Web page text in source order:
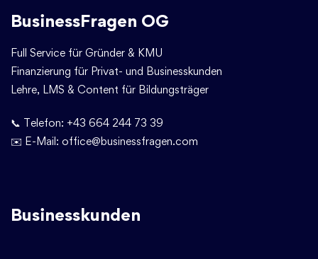
BusinessFragen OG
Full Service für Gründer & KMU
Finanzierung für Privat- und Businesskunden
Lehre, LMS & Content für Bildungsträger
📞 Telefon: +43 664 244 73 39
✉️ E-Mail: office@businessfragen.com
Businesskunden